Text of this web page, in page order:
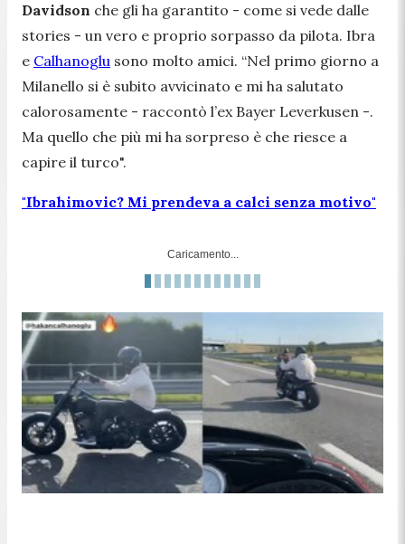
Davidson che gli ha garantito - come si vede dalle
stories - un vero e proprio sorpasso da pilota. Ibra
e Calhanoglu sono molto amici. “Nel primo giorno a
Milanello si è subito avvicinato e mi ha salutato
calorosamente - raccontò l’ex Bayer Leverkusen -.
Ma quello che più mi ha sorpreso è che riesce a
capire il turco".
"Ibrahimovic? Mi prendeva a calci senza motivo"
Caricamento...